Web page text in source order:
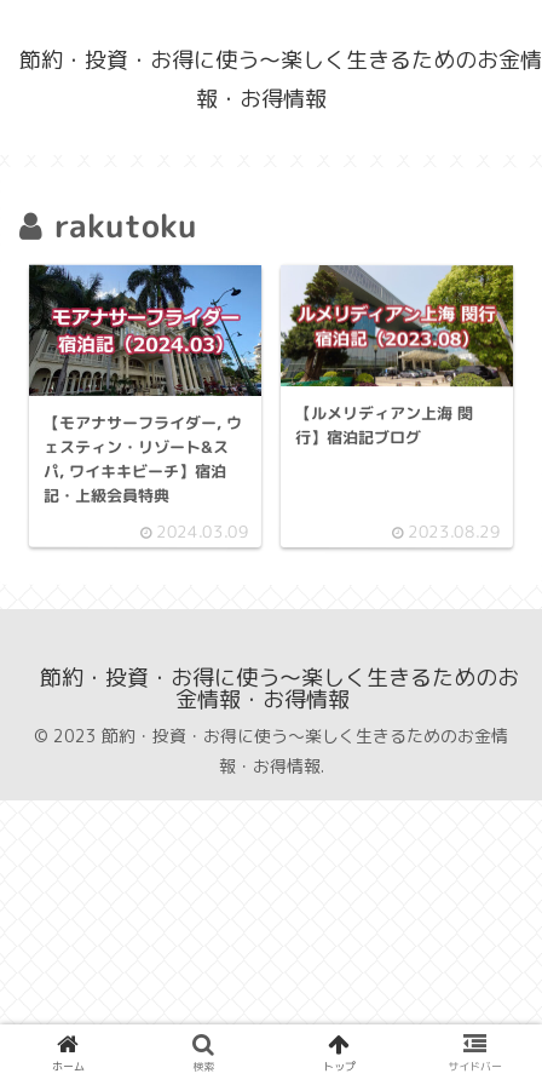
節約・投資・お得に使う〜楽しく生きるためのお金情
報・お得情報
rakutoku
【モアナサーフライダー, ウ
ェスティン・リゾート&ス
パ, ワイキキビーチ】宿泊
記・上級会員特典
2024.03.09
【ルメリディアン上海 閔
行】宿泊記ブログ
2023.08.29
節約・投資・お得に使う〜楽しく生きるためのお
金情報・お得情報
© 2023 節約・投資・お得に使う〜楽しく生きるためのお金情
報・お得情報.
ホーム 検索 トップ サイドバー